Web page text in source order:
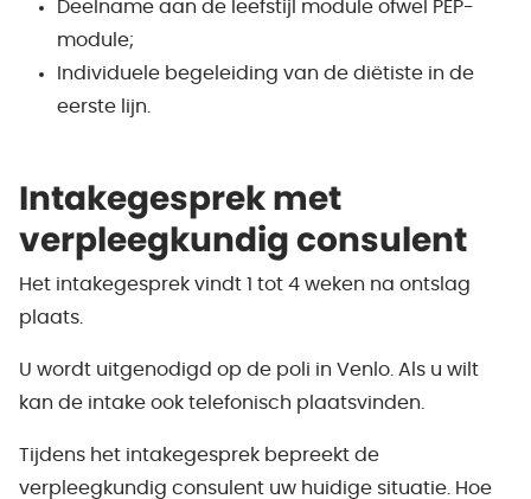
Deelname aan de leefstijl module ofwel PEP-
module;
Individuele begeleiding van de diëtiste in de
eerste lijn.
Intakegesprek met
verpleegkundig consulent
Het intakegesprek vindt 1 tot 4 weken na ontslag
plaats.
U wordt uitgenodigd op de poli in Venlo. Als u wilt
kan de intake ook telefonisch plaatsvinden.
Tijdens het intakegesprek bepreekt de
verpleegkundig consulent uw huidige situatie. Hoe